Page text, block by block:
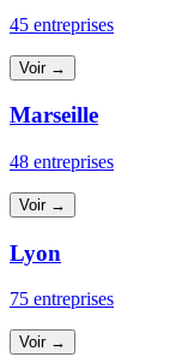
45 entreprises
Voir →
Marseille
48 entreprises
Voir →
Lyon
75 entreprises
Voir →